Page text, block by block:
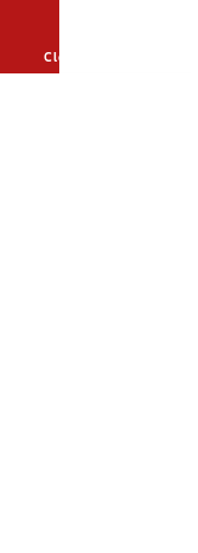
Close ผลิตภัณฑ์